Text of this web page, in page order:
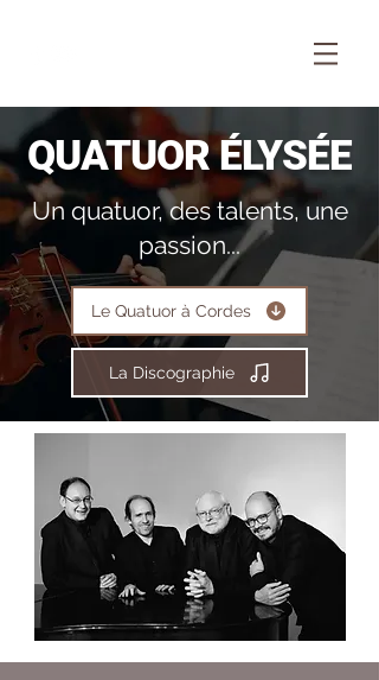
QUATUOR ÉLYSÉE
Un quatuor, des talents, une
passion...
Le Quatuor à Cordes
La Discographie